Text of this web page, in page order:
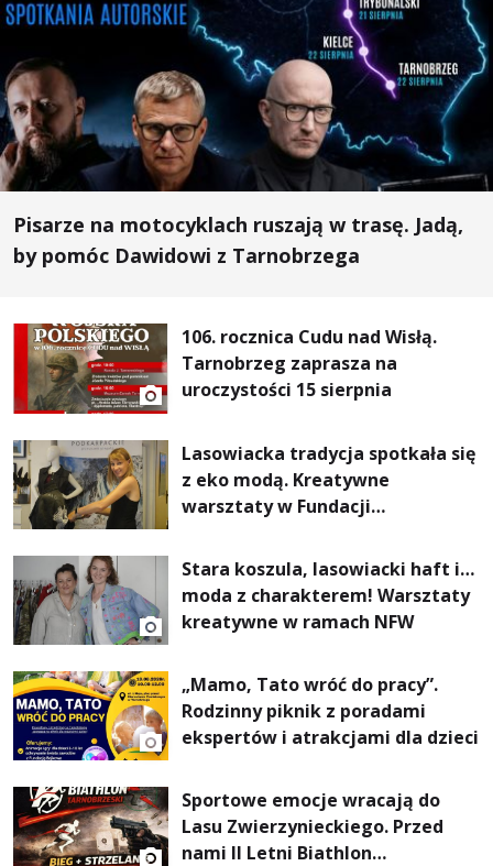
Pisarze na motocyklach ruszają w trasę. Jadą,
by pomóc Dawidowi z Tarnobrzega
106. rocznica Cudu nad Wisłą.
Tarnobrzeg zaprasza na
uroczystości 15 sierpnia
Lasowiacka tradycja spotkała się
z eko modą. Kreatywne
warsztaty w Fundacji
Stara koszula, lasowiacki haft i…
moda z charakterem! Warsztaty
kreatywne w ramach NFW
„Mamo, Tato wróć do pracy”.
Rodzinny piknik z poradami
ekspertów i atrakcjami dla dzieci
Sportowe emocje wracają do
Lasu Zwierzynieckiego. Przed
nami II Letni Biathlon